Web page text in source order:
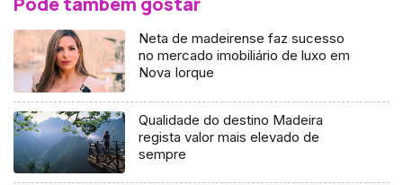
Neta de madeirense faz sucesso
no mercado imobiliário de luxo em
Nova Iorque
Qualidade do destino Madeira
regista valor mais elevado de
sempre